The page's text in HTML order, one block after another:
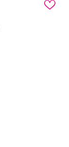
c